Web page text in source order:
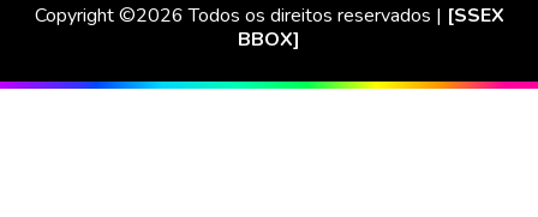
Copyright ©2026 Todos os direitos reservados | [SSEX
BBOX]